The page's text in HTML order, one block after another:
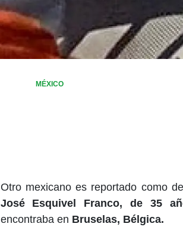
MÉXICO
Otro mexicano es reportado como
José Esquivel Franco, de 35
encontraba en Bruselas, Bélgica.